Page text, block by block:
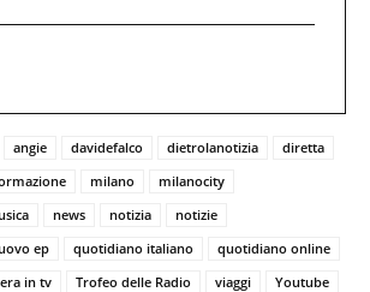
angie davidefalco dietrolanotizia
diretta
milano
milanocity
news notizia
notizie
ep quotidiano italiano
quotidiano online
in tv Trofeo delle Radio viaggi Youtube